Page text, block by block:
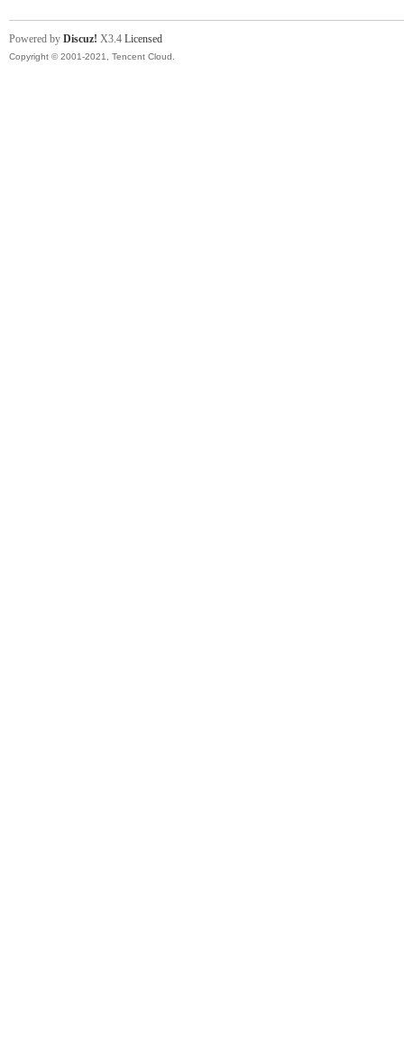
Powered by Discuz! X3.4 Licensed
Copyright © 2001-2021, Tencent Cloud.